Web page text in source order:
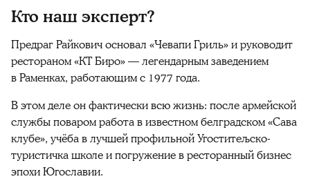
Кто наш эксперт?
Предраг Райкович основал «Чевапи Гриль» и руководит
рестораном «КТ Биро» — легендарным заведением
в Раменках, работающим с 1977 года.
В этом деле он фактически всю жизнь: после армейской
службы поваром работа в известном белградском «Сава
клубе», учёба в лучшей профильной Угоститељско-
туристичка школе и погружение в ресторанный бизнес
эпохи Югославии.